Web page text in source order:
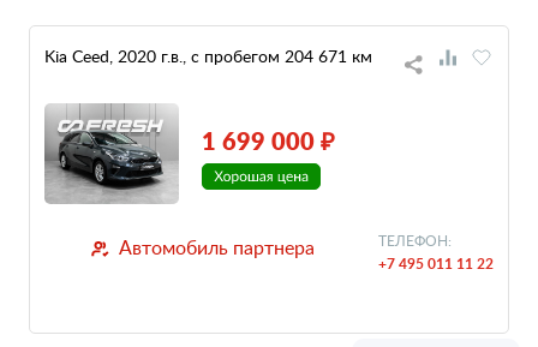
Kia Ceed, 2020 г.в., с пробегом 204 671 км
1 699 000 ₽
Автомобиль партнера ТЕЛЕФОН:
+7 495 011 11 22